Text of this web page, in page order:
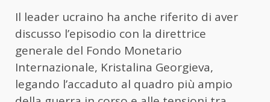
Il leader ucraino ha anche riferito di aver
discusso l’episodio con la direttrice
generale del Fondo Monetario
Internazionale, Kristalina Georgieva,
legando l’accaduto al quadro più ampio